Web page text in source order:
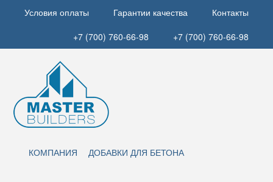
Условия оплаты Гарантии качества
Контакты
+7 (700) 760-66-98
+7 (700) 760-66-98
КОМПАНИЯ ДОБАВКИ ДЛЯ БЕТОНА